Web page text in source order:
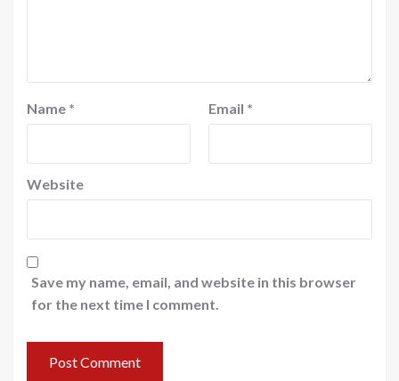
Name * Email *
Website
Save my name, email, and website in this browser
for the next time I comment.